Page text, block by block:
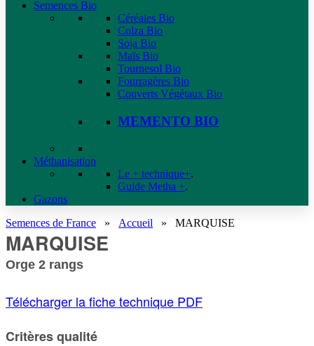
Semences Bio
Céréales Bio
Colza Bio
Soja Bio
Maïs Bio
Tournesol Bio
Fourragères Bio
Couverts Végétaux Bio
MEMENTO BIO
Méthanisation
Le + technique+.
Guide Metha +.
Gazons
Semences de France » Accueil » MARQUISE
MARQUISE
Orge 2 rangs
Télécharger la fiche technique PDF
Critères qualité